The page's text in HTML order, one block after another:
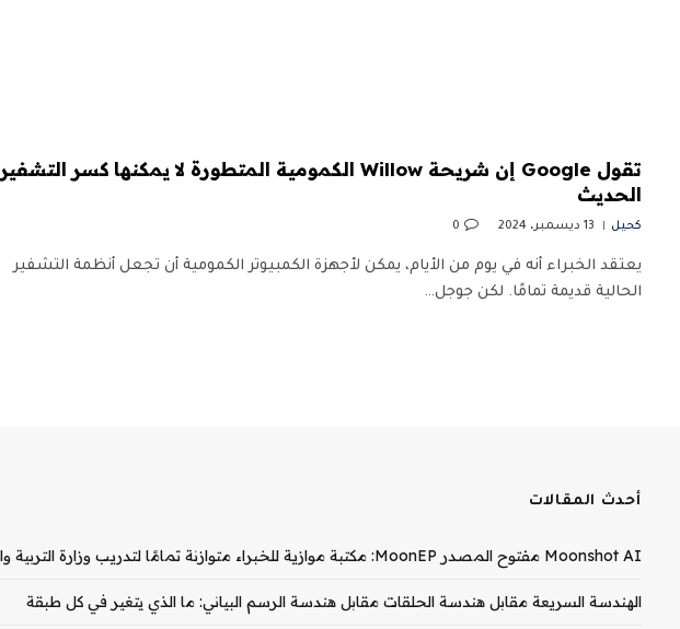
تقول Google إن شريحة Willow الكمومية المتطورة لا يمكنها كسر التشفير
الحديث
كحيل 13 ديسمبر، 2024 0
يعتقد الخبراء أنه في يوم من الأيام، يمكن لأجهزة الكمبيوتر الكمومية أن تجعل أنظمة التشفير
الحالية قديمة تمامًا. لكن جوجل…
أحدث المقالات
Moonshot AI مفتوح المصدر MoonEP: مكتبة موازية للخبراء متوازنة تمامًا لتدريب وزارة التربية والتعليم
الهندسة السريعة مقابل هندسة الحلقات مقابل هندسة الرسم البياني: ما الذي يتغير في كل طبقة